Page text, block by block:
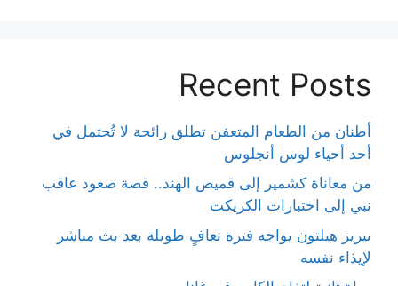
Recent Posts
أطنان من الطعام المتعفن تطلق رائحة لا تُحتمل في
أحد أحياء لوس أنجلوس
من معاناة كشمير إلى قميص الهند.. قصة صعود عاقب
نبي إلى اختبارات الكريكت
بيريز هيلتون يواجه فترة تعافٍ طويلة بعد بث مباشر
لإيذاء نفسه